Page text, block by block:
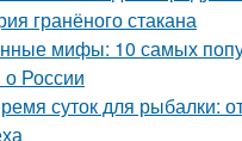
гранёного стакана
мифы: 10 самых
России
суток для рыбалки: